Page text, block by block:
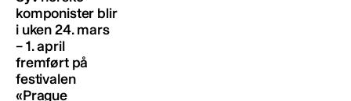
komponister blir
i uken 24. mars
– 1. april
fremført på
festivalen
«Prague